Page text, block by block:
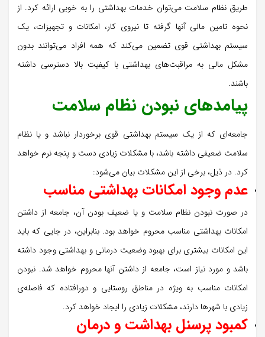
طریق نظام سلامت می‌توان خدمات بهداشتی را به خوبی ارائه کرد. از
نحوه تامین مالی آنها گرفته تا نیروی کار، امکانات و تجهیزات، یک
سیستم بهداشتی قوی تضمین می‌کند که همه افراد می‌توانند بدون
مشکل مالی به مراقبت‌های بهداشتی با کیفیت بالا دسترسی داشته
باشند.
پیامدهای نبودن نظام سلامت
جامعه‌ای که از یک سیستم بهداشتی قوی برخوردار نباشد و یا نظام
سلامت ضعیفی داشته باشد، با مشکلات زیادی دست و پنجه نرم خواهد
کرد. در ذیل، برخی از این مشکلات بیان می‌شود:
عدم وجود امکانات بهداشتی مناسب
در صورت نبودن نظام سلامت و یا ضعیف بودن آن، جامعه از داشتن
امکانات بهداشتی مناسب محروم خواهد بود. بنابراین، در جایی که باید
این امکانات بیشتری برای بهبود وضعیت درمانی و بهداشتی وجود داشته
باشد و مورد نیاز است، جامعه از داشتن آنها محروم خواهد شد. نبودن
امکانات مناسب به ویژه در مناطق روستایی و دورافتاده که فاصله‌ی
زیادی با شهرها دارند، مشکلات زیادی را ایجاد خواهد کرد.
کمبود پرسنل بهداشت و درمان